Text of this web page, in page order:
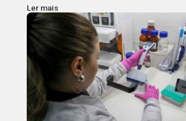
Ler mais